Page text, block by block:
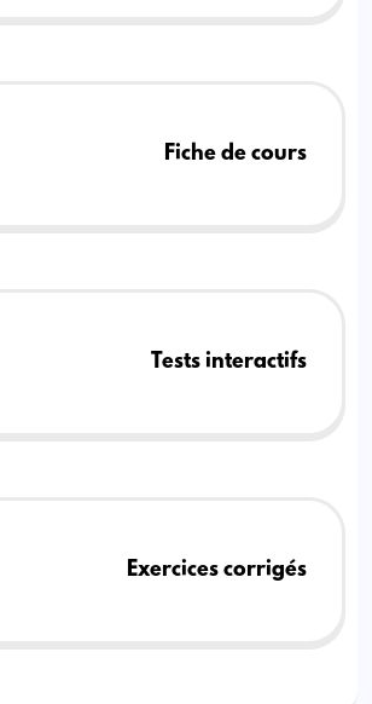
Fiche de cours
Tests interactifs
Exercices corrigés